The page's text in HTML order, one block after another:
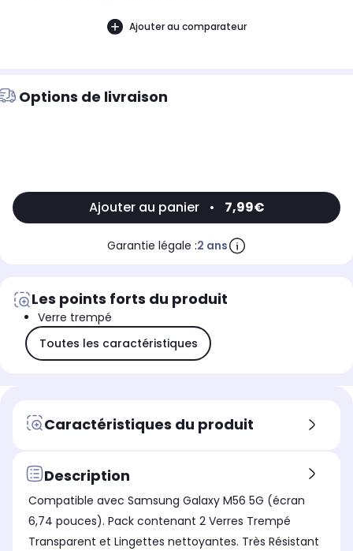
Ajouter au comparateur
Options de livraison
Ajouter au panier • 7,99€
Garantie légale :2 ans
Les points forts du produit
Verre trempé
Toutes les caractéristiques
Caractéristiques du produit
Description
Compatible avec Samsung Galaxy M56 5G (écran
6,74 pouces). Pack contenant 2 Verres Trempé
Transparent et Lingettes nettoyantes. Très Résistant